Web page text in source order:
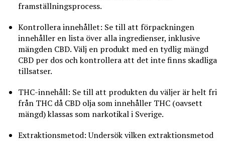
framställningsprocess.
Kontrollera innehållet: Se till att förpackningen
innehåller en lista över alla ingredienser, inklusive
mängden CBD. Välj en produkt med en tydlig mängd
CBD per dos och kontrollera att det inte finns skadliga
tillsatser.
THC-innehåll: Se till att produkten du väljer är helt fri
från THC då CBD olja som innehåller THC (oavsett
mängd) klassas som narkotikal i Sverige.
Extraktionsmetod: Undersök vilken extraktionsmetod